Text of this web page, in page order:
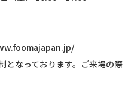
なっております。ご来場の際